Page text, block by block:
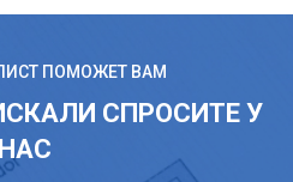
ПОМОЖЕТ ВАМ
СПРОСИТЕ У
НАС